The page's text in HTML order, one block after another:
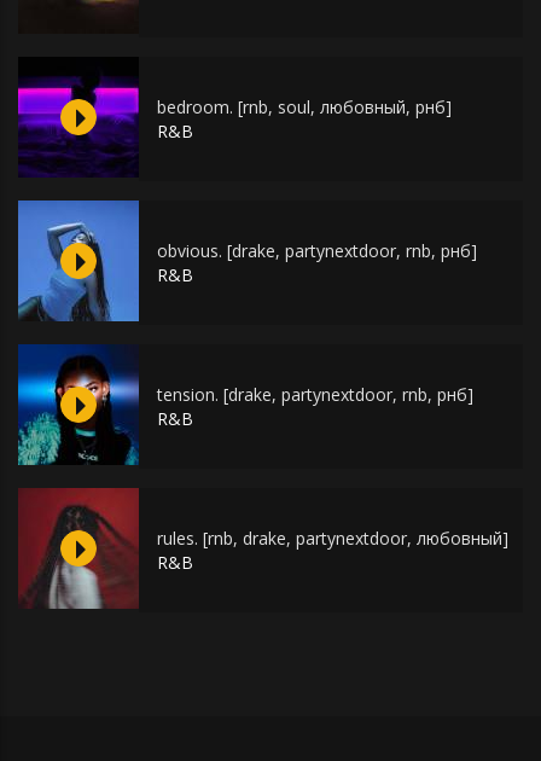
bedroom. [rnb, soul, любовный, рнб]
R&B
obvious. [drake, partynextdoor, rnb, рнб]
R&B
tension. [drake, partynextdoor, rnb, рнб]
R&B
rules. [rnb, drake, partynextdoor, любовный]
R&B